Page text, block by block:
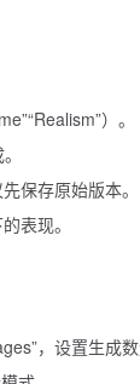
）。
保存原始版本。
表现。
，设置生成数